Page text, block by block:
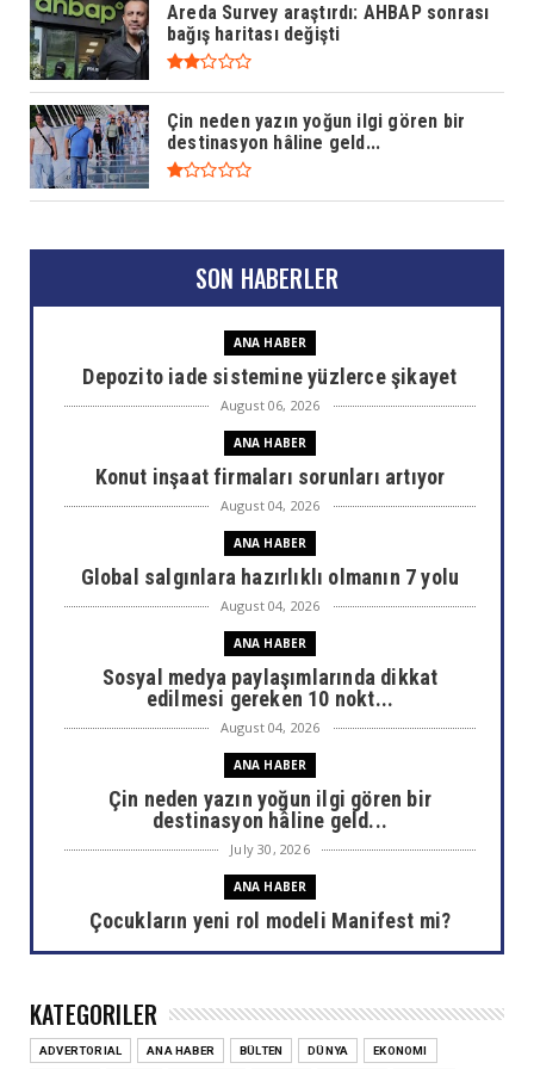
Areda Survey araştırdı: AHBAP sonrası
bağış haritası değişti
Çin neden yazın yoğun ilgi gören bir
destinasyon hâline geld...
SON HABERLER
ANA HABER
Depozito iade sistemine yüzlerce şikayet
August 06, 2026
ANA HABER
Konut inşaat firmaları sorunları artıyor
August 04, 2026
ANA HABER
Global salgınlara hazırlıklı olmanın 7 yolu
August 04, 2026
ANA HABER
Sosyal medya paylaşımlarında dikkat
edilmesi gereken 10 nokt...
August 04, 2026
ANA HABER
Çin neden yazın yoğun ilgi gören bir
destinasyon hâline geld...
July 30, 2026
ANA HABER
Çocukların yeni rol modeli Manifest mi?
July 30, 2026
Areda Survey araştırdı: AHBAP sonrası bağış
haritası değişti
KATEGORILER
ADVERTORIAL ANA HABER BÜLTEN DÜNYA EKONOMI